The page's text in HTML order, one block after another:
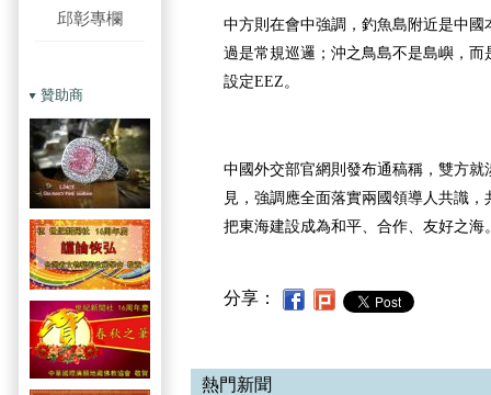
邱彰專欄
贊助商
中方則在會中強調，釣魚島附近是中
過是常規巡邏；沖之鳥島不是島嶼，
設定EEZ。
中國外交部官網則發布通稿稱，雙方
見，強調應全面落實兩國領導人共識
把東海建設成為和平、合作、友好之海
分享：
熱門新聞